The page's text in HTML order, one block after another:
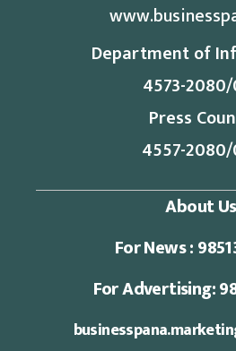
Department of
4573-
Press
4557-
About Us
For News :
For Advertising: